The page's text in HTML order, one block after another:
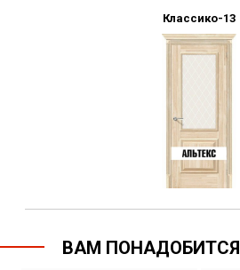
Классико-13
ВАМ ПОНАДОБИТСЯ